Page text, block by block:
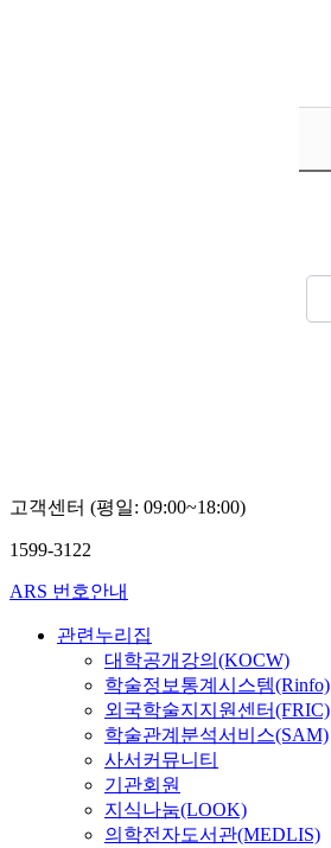
고객센터 (평일: 09:00~18:00)
1599-3122
ARS 번호안내
관련누리집
대학공개강의(KOCW)
학술정보통계시스템(Rinfo)
외국학술지지원센터(FRIC)
학술관계분석서비스(SAM)
사서커뮤니티
기관회원
지식나눔(LOOK)
의학전자도서관(MEDLIS)